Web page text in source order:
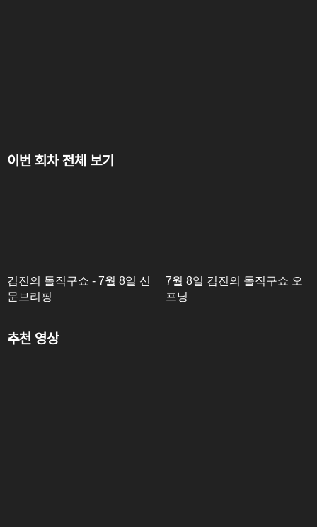
이번 회차 전체 보기
김진의 돌직구쇼 - 7월 8일 신
문브리핑
7월 8일 김진의 돌직구쇼 오
프닝
추천 영상